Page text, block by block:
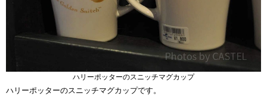
ハリーポッターのスニッチマグカップ
ハリーポッターのスニッチマグカップです。